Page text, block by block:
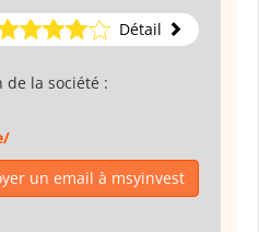
Détail
la société :
un email à msyinvest